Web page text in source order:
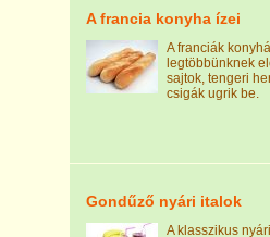
A francia konyha ízei
A franciák
legtöbbünknek
sajtok, tengeri
csigák ugrik be.
Gondűző nyári italok
A klasszikus